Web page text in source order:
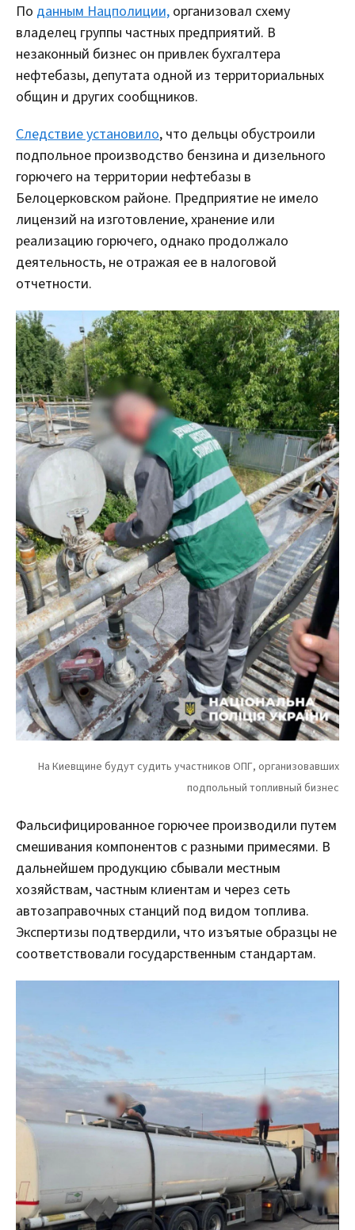
По данным Нацполиции, организовал схему
владелец группы частных предприятий. В
незаконный бизнес он привлек бухгалтера
нефтебазы, депутата одной из территориальных
общин и других сообщников.
Следствие установило, что дельцы обустроили
подпольное производство бензина и дизельного
горючего на территории нефтебазы в
Белоцерковском районе. Предприятие не имело
лицензий на изготовление, хранение или
реализацию горючего, однако продолжало
деятельность, не отражая ее в налоговой
отчетности.
Фальсифицированное горючее производили путем
смешивания компонентов с разными примесями. В
дальнейшем продукцию сбывали местным
хозяйствам, частным клиентам и через сеть
автозаправочных станций под видом топлива.
Экспертизы подтвердили, что изъятые образцы не
соответствовали государственным стандартам.